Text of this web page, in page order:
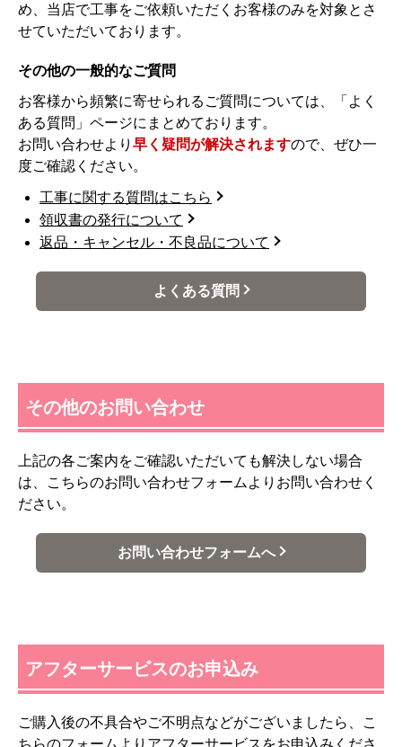
め、当店で工事をご依頼いただくお客様のみを対象とさ
せていただいております。
その他の一般的なご質問
お客様から頻繁に寄せられるご質問については、「よく
ある質問」ページにまとめております。
お問い合わせより 早く疑問が解決されますので、ぜひ一
度ご確認ください。
工事に関する質問はこちら
領収書の発行について
返品・キャンセル・不良品について
よくある質問
その他のお問い合わせ
上記の各ご案内をご確認いただいても解決しない場合
は、こちらのお問い合わせフォームよりお問い合わせく
ださい。
お問い合わせフォームへ
アフターサービスのお申込み
ご購入後の不具合やご不明点などがございましたら、こ
ちらのフォームよりアフターサービスをお申込みくださ